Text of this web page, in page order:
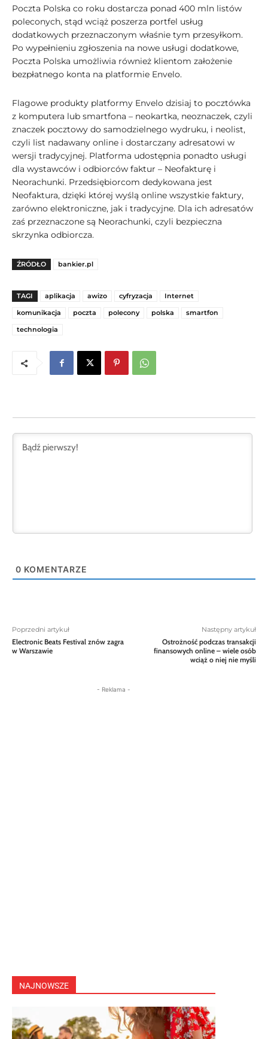
Poczta Polska co roku dostarcza ponad 400 mln listów
poleconych, stąd wciąż poszerza portfel usług
dodatkowych przeznaczonym właśnie tym przesyłkom.
Po wypełnieniu zgłoszenia na nowe usługi dodatkowe,
Poczta Polska umożliwia również klientom założenie
bezpłatnego konta na platformie Envelo.
Flagowe produkty platformy Envelo dzisiaj to pocztówka
z komputera lub smartfona – neokartka, neoznaczek, czyli
znaczek pocztowy do samodzielnego wydruku, i neolist,
czyli list nadawany online i dostarczany adresatowi w
wersji tradycyjnej. Platforma udostępnia ponadto usługi
dla wystawców i odbiorców faktur – Neofakturę i
Neorachunki. Przedsiębiorcom dedykowana jest
Neofaktura, dzięki której wyślą online wszystkie faktury,
zarówno elektroniczne, jak i tradycyjne. Dla ich adresatów
zaś przeznaczone są Neorachunki, czyli bezpieczna
skrzynka odbiorcza.
ŹRÓDŁO bankier.pl
TAGI aplikacja awizo cyfryzacja
Internet
komunikacja
poczta polecony polska
smartfon
technologia
0 KOMENTARZE
Poprzedni artykuł
Electronic Beats Festival znów zagra
w Warszawie
Następny artykuł
Ostrożność podczas transakcji
finansowych online – wiele osób
wciąż o niej nie myśli
- Reklama -
NAJNOWSZE